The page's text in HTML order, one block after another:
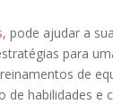
, pode ajudar a
para
de
de habilidades e